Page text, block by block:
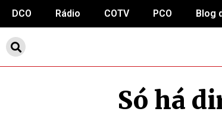
DCO Rádio COTV PCO Blog
Só há